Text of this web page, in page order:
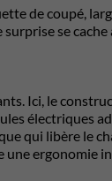
de coupé,
se cache
Ici, le
électriques
qui libère le
une ergonomie